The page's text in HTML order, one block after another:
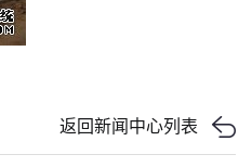
返回新闻中心列表